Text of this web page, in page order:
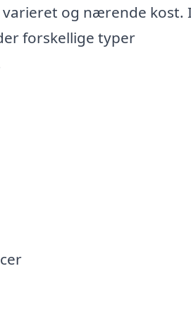
og nærende kost.
forskellige typer